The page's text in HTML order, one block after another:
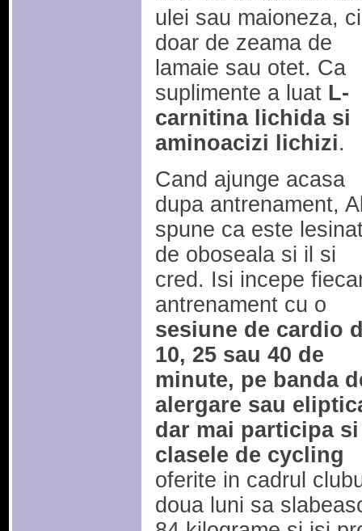
ulei sau maioneza, ci
doar de zeama de
lamaie sau otet. Ca
suplimente a luat L-
carnitina lichida si
aminoacizi lichizi.
Cand ajunge acasa
dupa antrenament,
spune ca este
de oboseala si il si
cred. Isi incepe
antrenament cu o
sesiune de cardio
10, 25 sau 40 de
minute, pe banda
alergare sau
dar mai participa
clasele de cycling
oferite in cadrul
doua luni sa